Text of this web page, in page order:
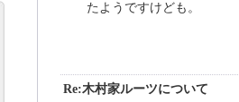
たようですけども。
Re:木村家ルーツについて